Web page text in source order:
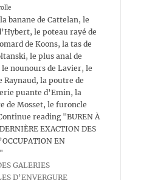
banane de Cattelan, le
le poteau rayé de
de Koons, la tas de
le plus anal de
nounours de Lavier, le
Raynaud, la poutre de
puante d’Emin, la
de Mosset, le furoncle
reading "BUREN À
EXACTION DES
EN
GALERIES
D’ENVERGURE